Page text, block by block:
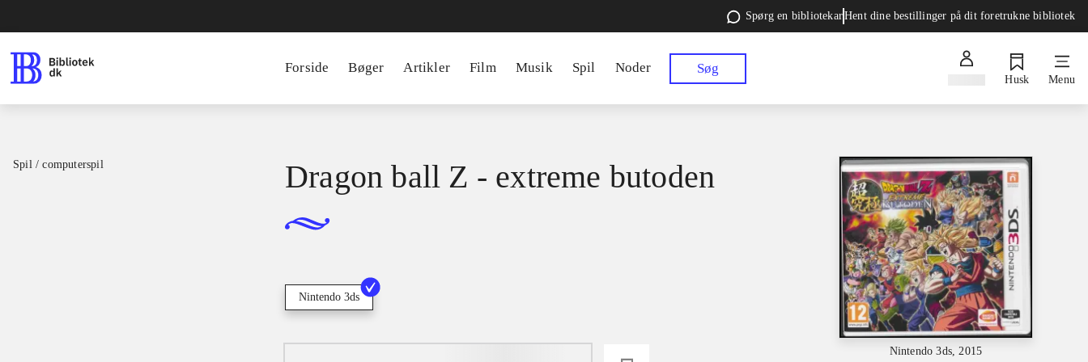
Spørg en bibliotekarHent dine bestillinger på dit foretrukne bibliotek
Forside Bøger Artikler Film Musik Spil Noder Søg
Husk Menu
Spil / computerspil
Nintendo 3ds, 2015
Dragon ball Z - extreme butoden
Nintendo 3ds